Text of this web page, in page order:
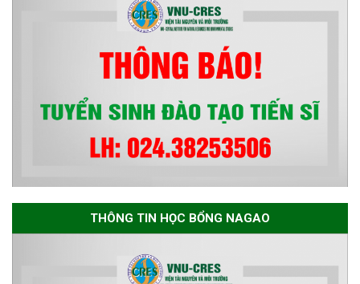
Infrastructure Development”
THÔNG TIN HỌC BỔNG NAGAO